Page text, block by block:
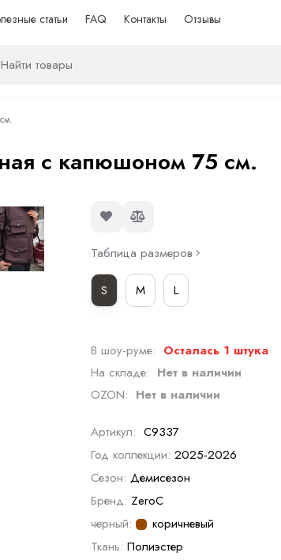
статьи FAQ Контакты Отзывы
с капюшоном 75 см.
Таблица размеров
S M L
В шоу-руме: Осталась 1 штука
На складе: Нет в наличии
OZON: Нет в наличии
Артикул: C9337
Год коллекции: 2025-2026
Сезон: Демисезон
Бренд: ZeroC
черный:
коричневый
Ткань: Полиэстер